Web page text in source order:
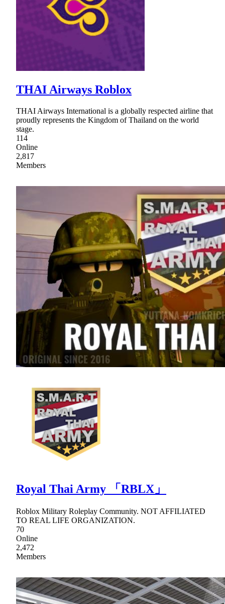
THAI Airways Roblox
THAI Airways International is a globally respected airline that
proudly represents the Kingdom of Thailand on the world
stage.
114
Online
2,817
Members
Royal Thai Army 「RBLX」
Roblox Military Roleplay Community. NOT AFFILIATED
TO REAL LIFE ORGANIZATION.
70
Online
2,472
Members